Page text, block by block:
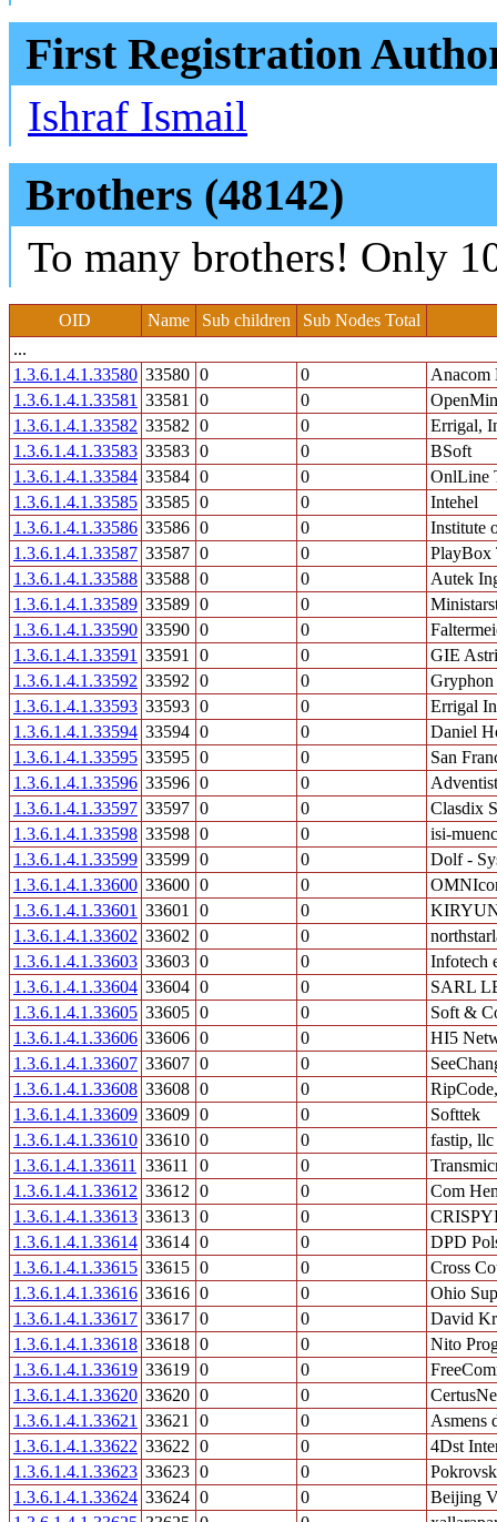
First Registration
Ishraf Ismail
Brothers (48142)
To many brothers! Only
OID Name Sub children
Sub Nodes Total
...
1.3.6.1.4.1.33580 33580 0 0
Anacom
1.3.6.1.4.1.33581 33581 0 0
1.3.6.1.4.1.33582 33582 0 0
Errigal,
1.3.6.1.4.1.33583 33583 0 0
BSoft
1.3.6.1.4.1.33584 33584 0 0
OnlLine
1.3.6.1.4.1.33585 33585 0 0
Intehel
1.3.6.1.4.1.33586 33586 0 0
Institute
1.3.6.1.4.1.33587 33587 0 0
PlayBox
1.3.6.1.4.1.33588 33588 0 0
Autek
1.3.6.1.4.1.33589 33589 0 0
1.3.6.1.4.1.33590 33590 0 0
1.3.6.1.4.1.33591 33591 0 0
GIE
1.3.6.1.4.1.33592 33592 0 0
1.3.6.1.4.1.33593 33593 0 0
Errigal
1.3.6.1.4.1.33594 33594 0 0
Daniel
1.3.6.1.4.1.33595 33595 0 0
San
1.3.6.1.4.1.33596 33596 0 0
1.3.6.1.4.1.33597 33597 0 0
Clasdix
1.3.6.1.4.1.33598 33598 0 0
isi-
1.3.6.1.4.1.33599 33599 0 0
Dolf -
1.3.6.1.4.1.33600 33600 0 0
1.3.6.1.4.1.33601 33601 0 0
1.3.6.1.4.1.33602 33602 0 0
1.3.6.1.4.1.33603 33603 0 0
Infotech
1.3.6.1.4.1.33604 33604 0 0
SARL
1.3.6.1.4.1.33605 33605 0 0
Soft &
1.3.6.1.4.1.33606 33606 0 0
HI5
1.3.6.1.4.1.33607 33607 0 0
1.3.6.1.4.1.33608 33608 0 0
1.3.6.1.4.1.33609 33609 0 0
Softtek
1.3.6.1.4.1.33610 33610 0 0
fastip, llc
1.3.6.1.4.1.33611
33611 0 0
1.3.6.1.4.1.33612 33612 0 0
Com
1.3.6.1.4.1.33613 33613 0 0
1.3.6.1.4.1.33614 33614 0 0
DPD
1.3.6.1.4.1.33615 33615 0 0
Cross
1.3.6.1.4.1.33616 33616 0 0
Ohio
1.3.6.1.4.1.33617 33617 0 0
David
1.3.6.1.4.1.33618 33618 0 0
Nito
1.3.6.1.4.1.33619 33619 0 0
1.3.6.1.4.1.33620 33620 0 0
1.3.6.1.4.1.33621 33621 0 0
Asmens
1.3.6.1.4.1.33622 33622 0 0
4Dst
1.3.6.1.4.1.33623 33623 0 0
1.3.6.1.4.1.33624 33624 0 0
Beijing